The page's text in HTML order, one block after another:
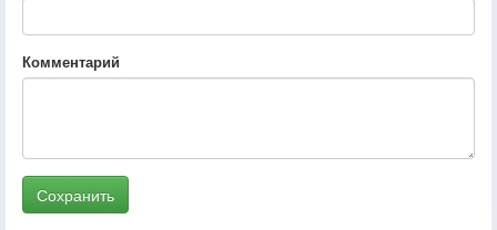
Комментарий
Сохранить